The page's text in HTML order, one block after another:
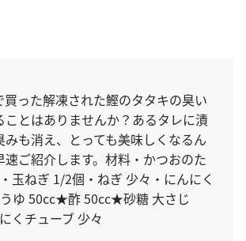
買った解凍された鰹のタタキの臭い
ことはありませんか？あるタレに漬
みも消え、とっても美味しくなるん
ご紹介します。材料・かつおのた
玉ねぎ 1/2個・ねぎ 少々・にんにく
ゆ 50cc★酢 50cc★砂糖 大さじ
くチューブ 少々